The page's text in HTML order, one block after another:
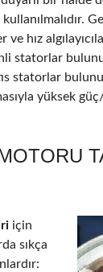
hız
statorlar
statorlar
yüksek
için
sıkça